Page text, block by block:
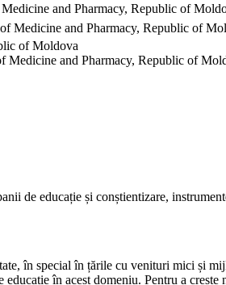
and Pharmacy, Republic of
Medicine and Pharmacy, Republic of
of Moldova
Medicine and Pharmacy, Republic of
de educație și conștientizare,
în special în țările cu venituri mici și
în acest domeniu. Pentru a